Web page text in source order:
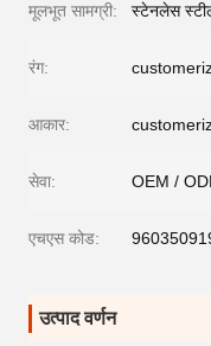
मूलभूत सामग्री: स्टेनलेस
रंग:
आकार:
सेवा: OEM /
एचएस कोड:
उत्पाद वर्णन